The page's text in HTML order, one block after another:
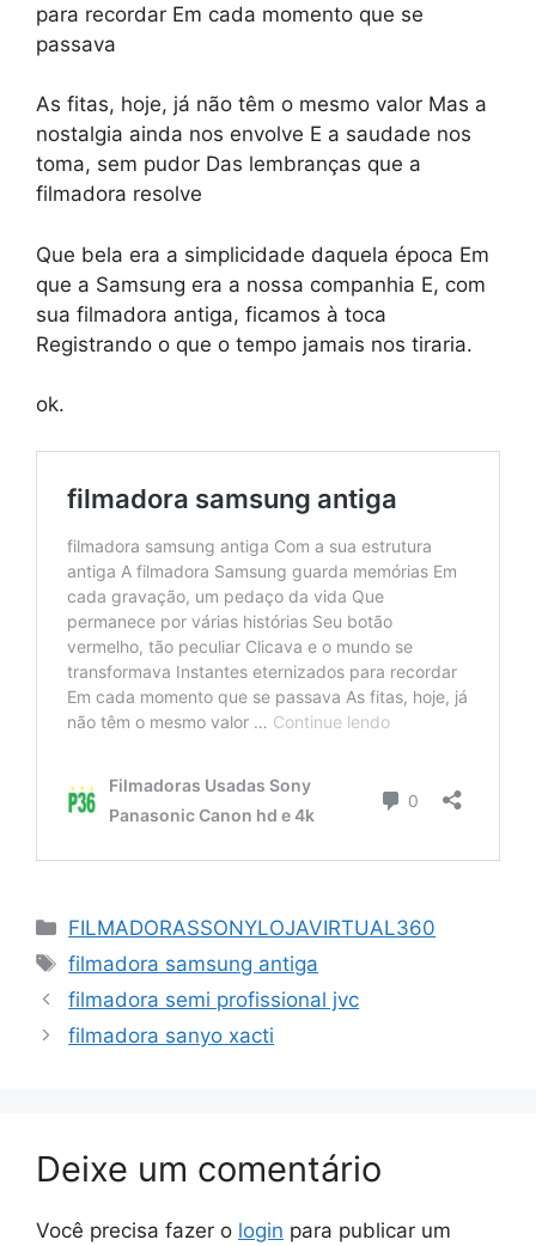
para recordar Em cada momento que se
passava
As fitas, hoje, já não têm o mesmo valor Mas a
nostalgia ainda nos envolve E a saudade nos
toma, sem pudor Das lembranças que a
filmadora resolve
Que bela era a simplicidade daquela época Em
que a Samsung era a nossa companhia E, com
sua filmadora antiga, ficamos à toca
Registrando o que o tempo jamais nos tiraria.
ok.
Categorias
FILMADORASSONYLOJAVIRTUAL360
Tags
filmadora samsung antiga
filmadora semi profissional jvc
filmadora sanyo xacti
Deixe um comentário
Você precisa fazer o login para publicar um